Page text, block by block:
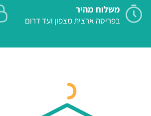
משלוח מהיר
בפריסה ארצית מצפון ועד דרום